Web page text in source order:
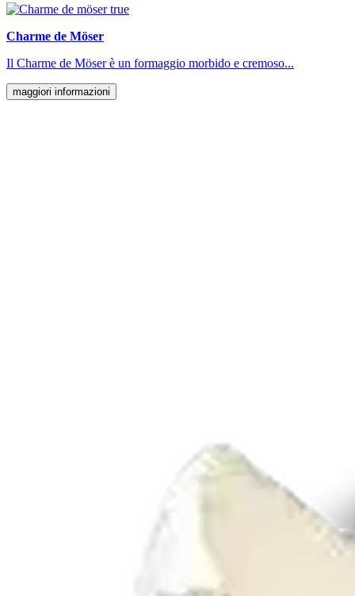
Charme de Möser
Il Charme de Möser è un formaggio morbido e cremoso...
maggiori informazioni